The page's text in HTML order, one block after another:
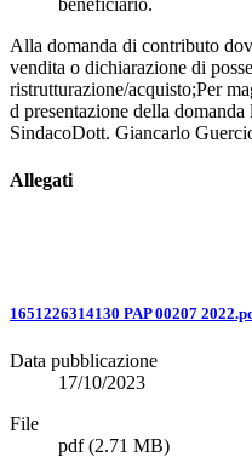
beneficiario.
Alla domanda di contributo
vendita o dichiarazione di
ristrutturazione/acquisto;Per
d presentazione della
SindacoDott. Giancarlo
Allegati
1651226314130 PAP 00207
Data pubblicazione
17/10/2023
File
pdf(2.71 MB)